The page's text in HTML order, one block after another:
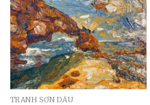
TRANH SƠN DẦU